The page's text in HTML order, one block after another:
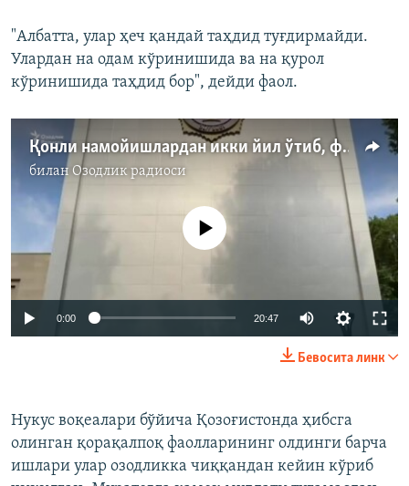
"Албатта, улар ҳеч қандай таҳдид туғдирмайди.
Улардан на одам кўринишида ва на қурол
кўринишида таҳдид бор", дейди фаол.
Қонли намойишлардан икки йил ўтиб, фаолларга тақиблар кучаймоқда
билан Озодлик радиоси
720p 1080p
Айни дамда медиа-манба мавжуд эмас
0:00 20:47
480p
720p
1080p
Бевосита линк
Нукус воқеалари бўйича Қозоғистонда ҳибсга
олинган қорақалпоқ фаолларининг олдинги барча
ишлари улар озодликка чиққандан кейин кўриб